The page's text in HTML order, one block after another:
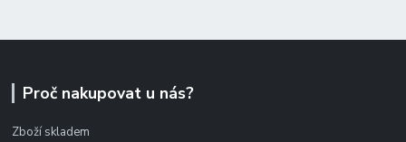
Proč nakupovat u nás?
Zboží skladem